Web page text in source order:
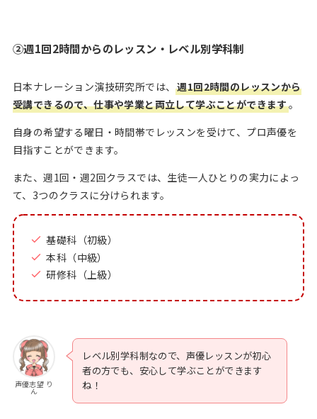
②週1回2時間からのレッスン・レベル別学科制
日本ナレーション演技研究所では、週1回2時間のレッスンから
受講できるので、仕事や学業と両立して学ぶことができます。
自身の希望する曜日・時間帯でレッスンを受けて、プロ声優を
目指すことができます。
また、週1回・週2回クラスでは、生徒一人ひとりの実力によっ
て、3つのクラスに分けられます。
基礎科（初級）
本科（中級）
研修科（上級）
声優志望 り
ん
レベル別学科制なので、声優レッスンが初心
者の方でも、安心して学ぶことができます
ね！